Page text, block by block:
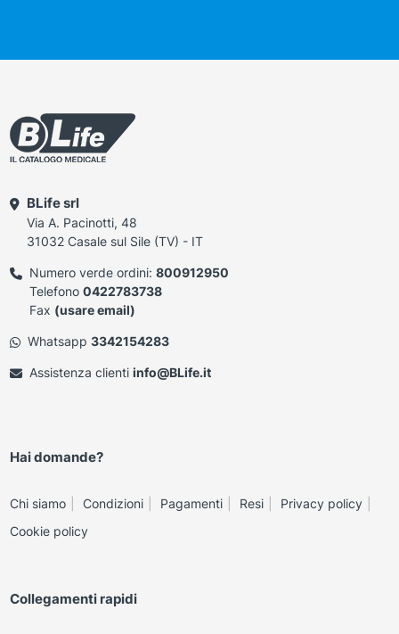
BLife srl
Via A. Pacinotti, 48
31032 Casale sul Sile (TV) - IT
Numero verde ordini: 800912950
Telefono 0422783738
Fax (usare email)
Whatsapp 3342154283
Assistenza clienti info@BLife.it
Hai domande?
Chi siamo Condizioni Pagamenti Resi
Privacy policy
Cookie policy
Collegamenti rapidi